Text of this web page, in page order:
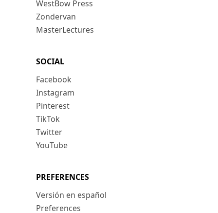
WestBow Press
Zondervan
MasterLectures
SOCIAL
Facebook
Instagram
Pinterest
TikTok
Twitter
YouTube
PREFERENCES
Versión en español
Preferences